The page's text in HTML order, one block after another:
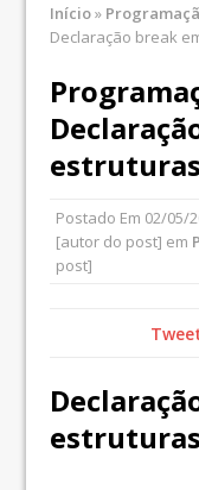
Início»
Declaração break
Postado Em 02/05/
[autor do post] em
post]